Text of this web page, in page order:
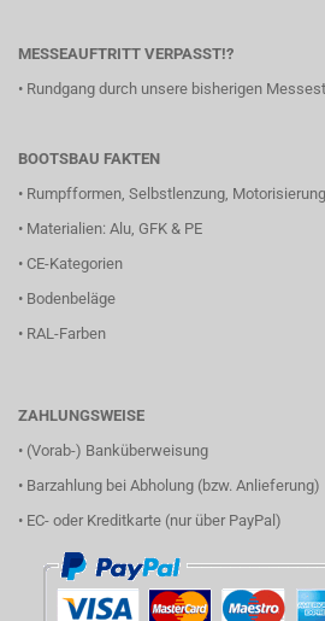
MESSEAUFTRITT VERPASST!?
• Rundgang durch unsere bisherigen
BOOTSBAU FAKTEN
• Rumpfformen, Selbstlenzung,
• Materialien: Alu, GFK & PE
• CE-Kategorien
• Bodenbeläge
• RAL-Farben
ZAHLUNGSWEISE
• (Vorab-) Banküberweisung
• Barzahlung bei Abholung (bzw. Anlieferung)
• EC- oder Kreditkarte (nur über PayPal)